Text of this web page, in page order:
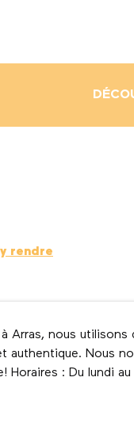
rendre
Arras, nous
authentique. Nous
Horaires : Du lundi